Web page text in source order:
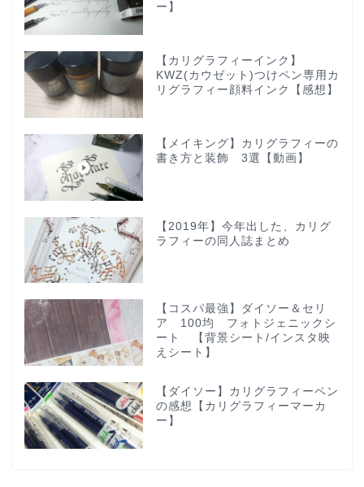
ー】
【カリグラフィーインク】
KWZ(カウゼット)つけペン専用カ
リグラフィー顔料インク【感想】
【メイキング】カリグラフィーの
書き方と装飾 3選【動画】
【2019年】今年出した、カリグ
ラフィーの同人誌まとめ
【コスパ最強】ダイソー＆セリ
ア 100均 フォトジェニックシ
ート 【背景シート/インスタ映
えシート】
【ダイソー】カリグラフィーペン
の感想【カリグラフィーマーカ
ー】